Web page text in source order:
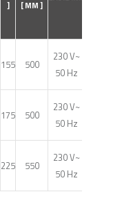
]
[ MM ]
155 500
230 V~
50 Hz
175 500
230 V~
50 Hz
225 550
230 V~
50 Hz